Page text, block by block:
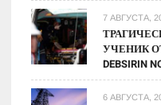
7 АВГУСТА,
УЧЕНИК
DEBSIRIN
6 АВГУСТА,